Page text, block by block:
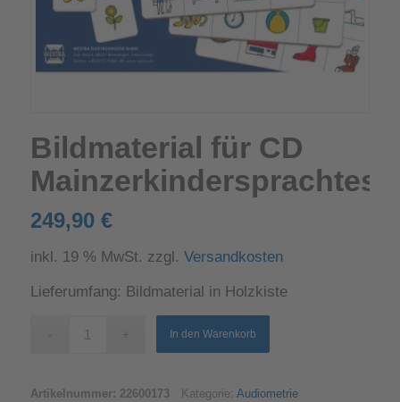
Bildmaterial für CD
Mainzerkindersprachtest
249,90 €
inkl. 19 % MwSt. zzgl. Versandkosten
Lieferumfang: Bildmaterial in Holzkiste
In den Warenkorb
Artikelnummer: 22600173 Kategorie: Audiometrie